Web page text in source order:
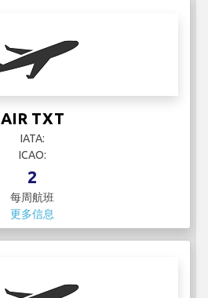
AIR TXT
IATA:
ICAO:
2
每周航班
更多信息